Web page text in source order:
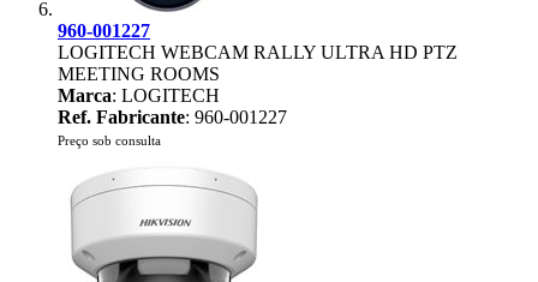
960-001227
LOGITECH WEBCAM RALLY ULTRA HD PTZ
MEETING ROOMS
Marca: LOGITECH
Ref. Fabricante: 960-001227
Preço sob consulta